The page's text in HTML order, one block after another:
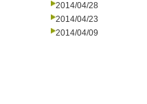
2014/04/28
2014/04/23
2014/04/09